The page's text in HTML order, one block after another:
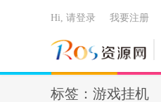
Hi, 请登录 我要注册
标签：游戏挂机